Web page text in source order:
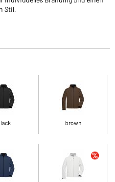
Stil.
brown